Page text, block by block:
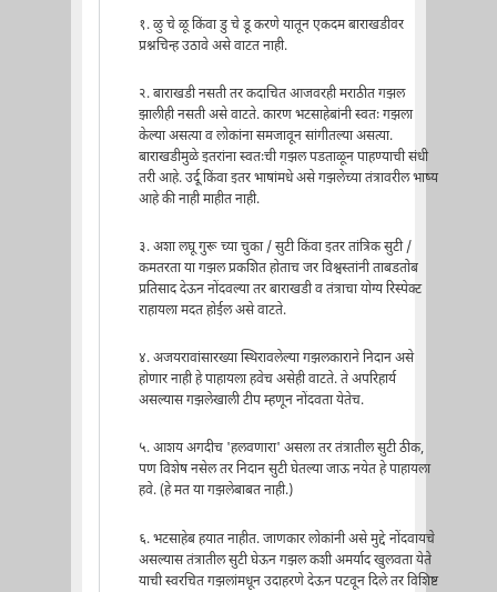
१. ळु चे ळू किंवा डु चे डू करणे यातून एकदम बाराखडीवर
प्रश्नचिन्ह उठावे असे वाटत नाही.
२. बाराखडी नसती तर कदाचित आजवरही मराठीत गझल
झालीही नसती असे वाटते. कारण भटसाहेबांनी स्वतः गझला
केल्या असत्या व लोकांना समजावून सांगीतल्या असत्या.
बाराखडीमुळे इतरांना स्वतःची गझल पडताळून पाहण्याची संधी
तरी आहे. उर्दू किंवा इतर भाषांमधे असे गझलेच्या तंत्रावरील भाष्य
आहे की नाही माहीत नाही.
३. अशा लघू गुरू च्या चुका / सुटी किंवा इतर तांत्रिक सुटी /
कमतरता या गझल प्रकशित होताच जर विश्वस्तांनी ताबडतोब
प्रतिसाद देऊन नोंदवल्या तर बाराखडी व तंत्राचा योग्य रिस्पेक्ट
राहायला मदत होईल असे वाटते.
४. अजयरावांसारख्या स्थिरावलेल्या गझलकाराने निदान असे
होणार नाही हे पाहायला हवेच असेही वाटते. ते अपरिहार्य
असल्यास गझलेखाली टीप म्हणून नोंदवता येतेच.
५. आशय अगदीच 'हलवणारा' असला तर तंत्रातील सुटी ठीक,
पण विशेष नसेल तर निदान सुटी घेतल्या जाऊ नयेत हे पाहायला
हवे. (हे मत या गझलेबाबत नाही.)
६. भटसाहेब हयात नाहीत. जाणकार लोकांनी असे मुद्दे नोंदवायचे
असल्यास तंत्रातील सुटी घेऊन गझल कशी अमर्याद खुलवता येते
याची स्वरचित गझलांमधून उदाहरणे देऊन पटवून दिले तर विशिष्ट